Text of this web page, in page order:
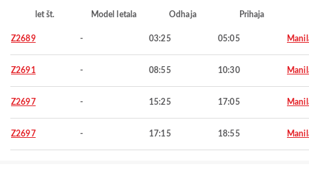
let št. Model letala Odhaja Prihaja
Z2689 - 03:25 05:05
Z2691 - 08:55 10:30
Z2697 - 15:25 17:05
Z2697 - 17:15 18:55